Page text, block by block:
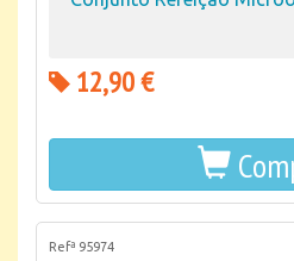
12,90 €
Refª 95974